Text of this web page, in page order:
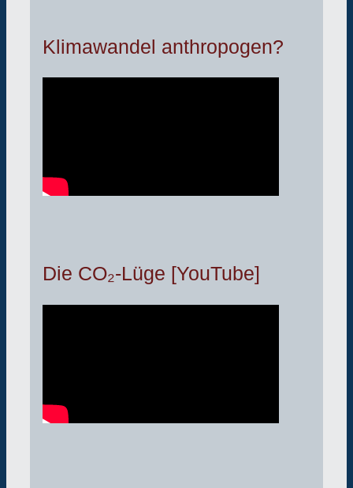
Klimawandel anthropogen?
Die CO₂-Lüge [YouTube]